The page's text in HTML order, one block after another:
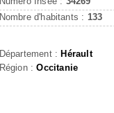
Nombre d'habitants : 133
Département : Hérault
Région :Occitanie